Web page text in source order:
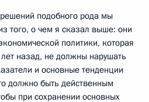
подобного рода мы
того, о чем я сказал выше: они
политики, которая
назад, не должны нарушать
и основные тенденции
должно быть действенным
при сохранении основных